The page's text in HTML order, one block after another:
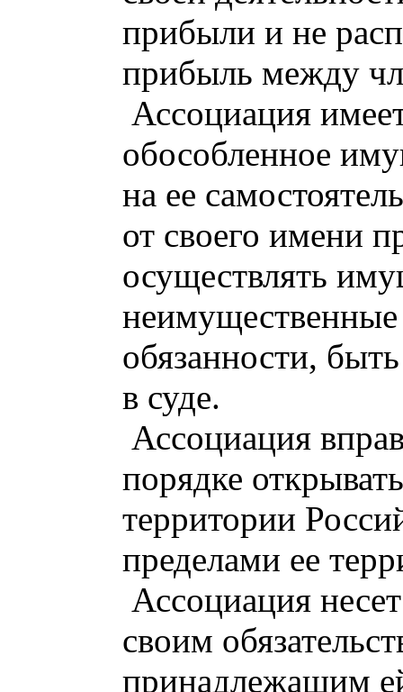
прибыли и не
прибыль между
Ассоциация
обособленное
на ее
от своего имени
осуществлять
неимущественные
обязанности,
в суде.
Ассоциация
порядке
территории
пределами ее
Ассоциация
своим
принадлежащим